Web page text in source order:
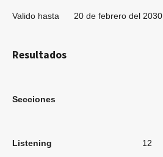
Valido hasta 20 de febrero del 2030
Resultados
Secciones
Listening 12